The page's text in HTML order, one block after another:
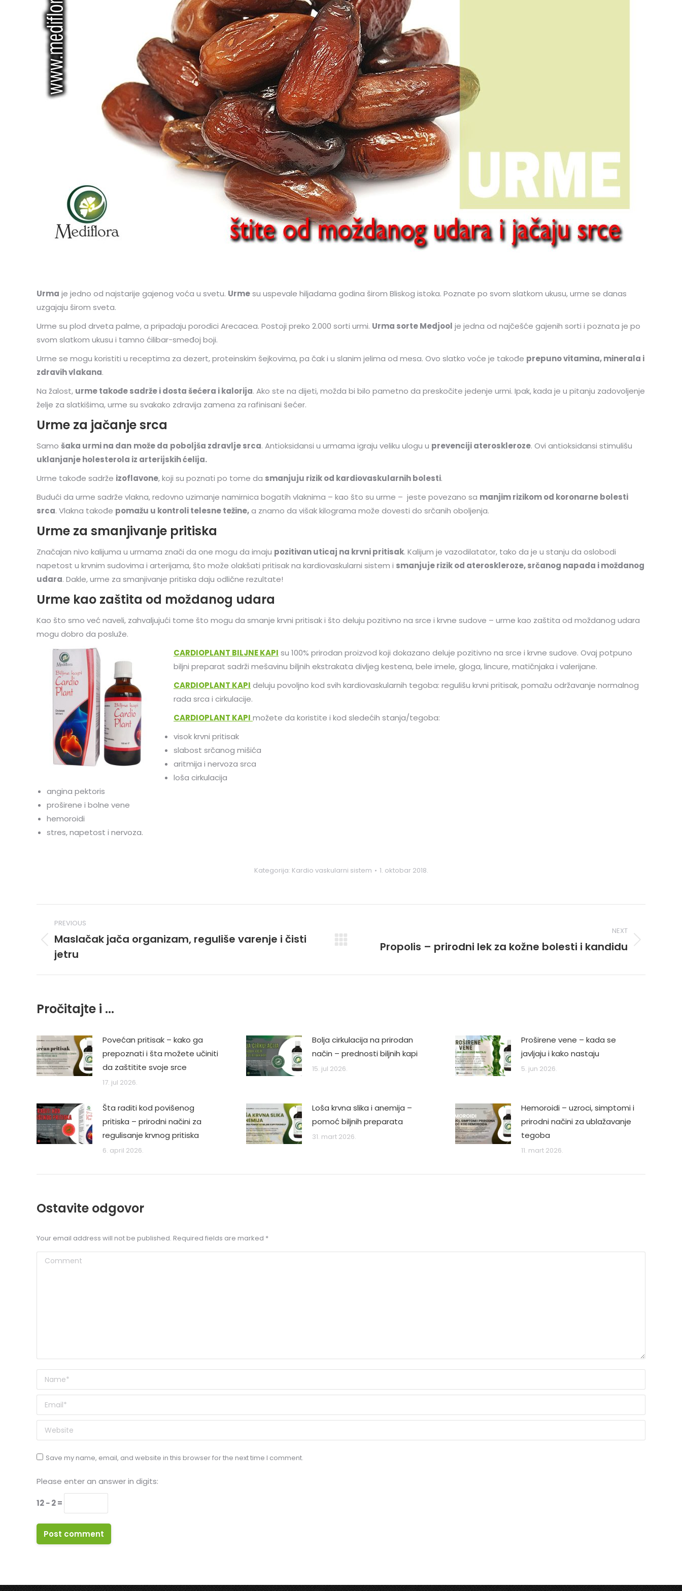
Urma je jedno od najstarije gajenog voća u svetu. Urmesu uspevale hiljadama godina širom Bliskog istoka. Poznate po svom slatkom ukusu, urme se danas
uzgajaju širom sveta.
Urme su plod drveta palme, a pripadaju porodici Arecacea. Postoji preko 2.000 sorti urmi. Urma sorte Medjool je jedna od najčešće gajenih sorti i poznata je po
svom slatkom ukusu i tamno ćilibar-smeđoj boji.
Urme se mogu koristiti u receptima za dezert, proteinskim šejkovima, pa čak i u slanim jelima od mesa. Ovo slatko voće je takođe prepuno vitamina, minerala i
zdravih vlakana.
Na žalost, urme takođe sadrže i dosta šećera i kalorija. Ako ste na dijeti, možda bi bilo pametno da preskočite jedenje urmi. Ipak, kada je u pitanju zadovoljenje
želje za slatkišima, urme su svakako zdravija zamena za rafinisani šećer.
Urme za jačanje srca
Samo šaka urmi na dan može da poboljša zdravlje srca. Antioksidansi u urmama igraju veliku ulogu u prevenciji ateroskleroze. Ovi antioksidansi stimulišu
uklanjanje holesterola iz arterijskih ćelija.
Urme takođe sadrže izoflavone, koji su poznati po tome da smanjuju rizik od kardiovaskularnih bolesti.
Budući da urme sadrže vlakna, redovno uzimanje namirnica bogatih vlaknima – kao što su urme – jeste povezano sa manjim rizikom od koronarne bolesti
srca. Vlakna takođe pomažu u kontroli telesne težine,a znamo da višak kilograma može dovesti do srčanih oboljenja.
Urme za smanjivanje pritiska
Značajan nivo kalijuma u urmama znači da one mogu da imaju pozitivan uticaj na krvni pritisak. Kalijum je vazodilatator, tako da je u stanju da oslobodi
napetost u krvnim sudovima i arterijama, što može olakšati pritisak na kardiovaskularni sistem i smanjuje rizik od ateroskleroze, srčanog napada i moždanog
udara. Dakle, urme za smanjivanje pritiska daju odlične rezultate!
Urme kao zaštita od moždanog udara
Kao što smo već naveli, zahvaljujući tome što mogu da smanje krvni pritisak i što deluju pozitivno na srce i krvne sudove – urme kao zaštita od moždanog udara
mogu dobro da posluže.
CARDIOPLANT BILJNE KAPI su 100% prirodan proizvod koji dokazano deluje pozitivno na srce i krvne sudove. Ovaj potpuno
biljni preparat sadrži mešavinu biljnih ekstrakata divljeg kestena, bele imele, gloga, lincure, matičnjaka i valerijane.
CARDIOPLANT KAPI deluju povoljno kod svih kardiovaskularnih tegoba: regulišu krvni pritisak, pomažu održavanje normalnog
rada srca i cirkulacije.
CARDIOPLANT KAPI možete da koristite i kod sledećih stanja/tegoba:
visok krvni pritisak
slabost srčanog mišića
aritmija i nervoza srca
loša cirkulacija
angina pektoris
proširene i bolne vene
hemoroidi
stres, napetost i nervoza.
Kategorija: Kardio vaskularni sistem 1. oktobar 2018.
Post
navigation
PREVIOUS
Previous
post:
Maslačak jača organizam, reguliše varenje i čisti
jetru
NEXT
Propolis – prirodni lek za kožne bolesti i kandidu
Pročitajte i ...
Povećan pritisak – kako ga
prepoznati i šta možete učiniti
da zaštitite svoje srce
17. jul 2026.
Bolja cirkulacija na prirodan
način – prednosti biljnih kapi
15. jul 2026.
Proširene vene – kada se
javljaju i kako nastaju
5. jun 2026.
Šta raditi kod povišenog
pritiska – prirodni načini za
regulisanje krvnog pritiska
6. april 2026.
Loša krvna slika i anemija –
pomoć biljnih preparata
31. mart 2026.
Hemoroidi – uzroci, simptomi i
prirodni načini za ublažavanje
tegoba
11. mart 2026.
Ostavite odgovor
Your email address will not be published. Required fields are marked *
Comment
Name *
Email *
Website
Save my name, email, and website in this browser for the next time I comment.
Please enter an answer in digits:
12 − 2 =
Post comment